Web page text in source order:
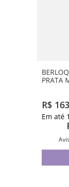
PRATA
R$ 163
Em até